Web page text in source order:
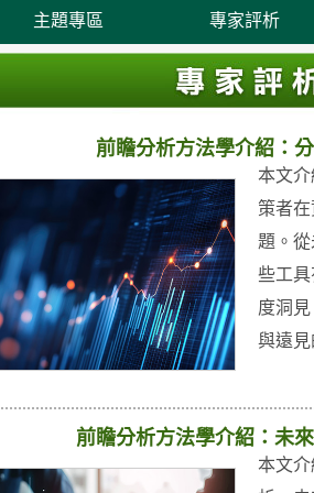
主題專區 專家評析
前瞻分析方法學介紹：
本文
策者
題。
些工
度洞
與遠見
前瞻分析方法學介紹：未
本文